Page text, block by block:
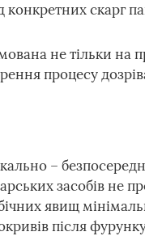
скарг
не тільки на
процесу
–
засобів не
явищ
після